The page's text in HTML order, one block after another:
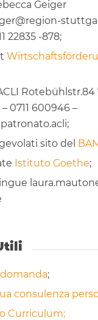
Geiger
22835 -878;
Rotebühlstr.84
– 0711 600946 –
sito del
Istituto Goethe;
;
consulenza
Curriculum;